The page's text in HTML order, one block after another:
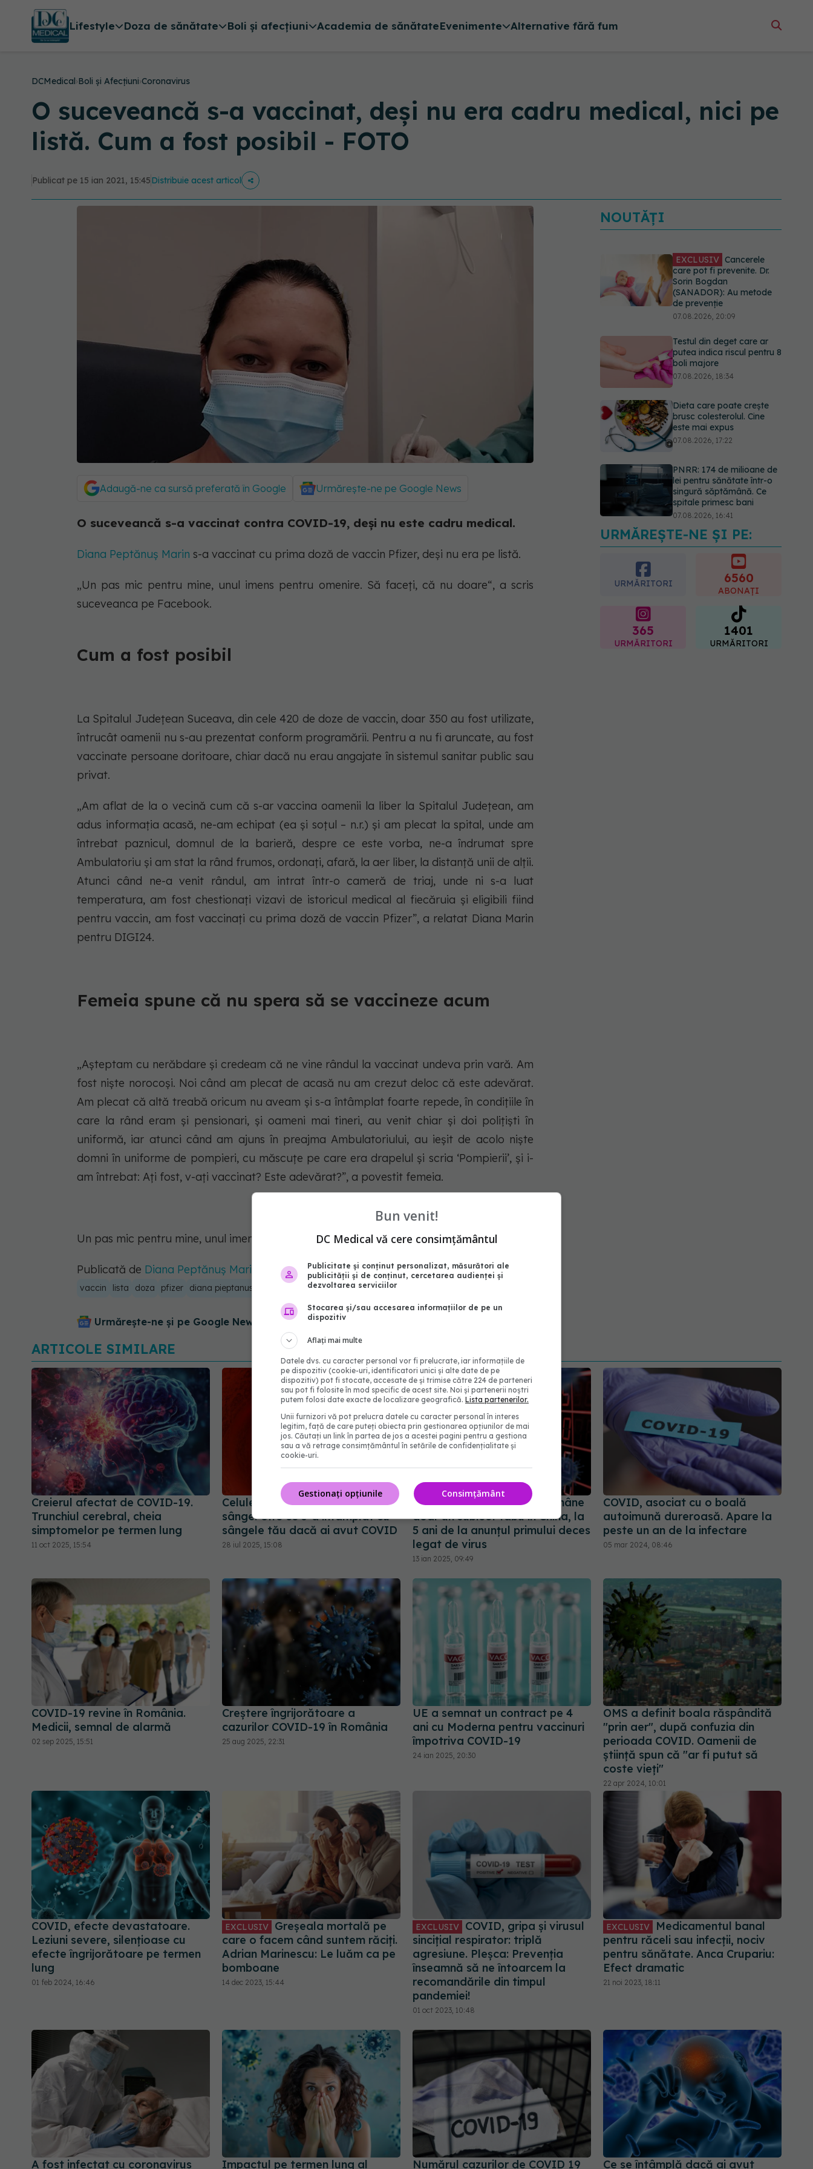
Lifestyle Doza de sănătate Boli și afecțiuni Academia de sănătateEvenimente Alternative fără fum
DCMedical›Boli și Afecțiuni›Coronavirus
O suceveancă s-a vaccinat, deși nu era cadru medical, nici pe
listă. Cum a fost posibil - FOTO
Publicat pe 15 ian 2021, 15:45Distribuie acest articol
Adaugă-ne ca sursă preferată în Google Urmărește-ne pe Google News
O suceveancă s-a vaccinat contra COVID-19, deși nu este cadru medical.
Diana Peptănuș Marin s-a vaccinat cu prima doză de vaccin Pfizer, deși nu era pe listă.
„Un pas mic pentru mine, unul imens pentru omenire. Să faceți, că nu doare“, a scris
suceveanca pe Facebook.
Cum a fost posibil
La Spitalul Județean Suceava, din cele 420 de doze de vaccin, doar 350 au fost utilizate,
întrucât oamenii nu s-au prezentat conform programării. Pentru a nu fi aruncate, au fost
vaccinate persoane doritoare, chiar dacă nu erau angajate în sistemul sanitar public sau
privat.
„Am aflat de la o vecină cum că s-ar vaccina oamenii la liber la Spitalul Județean, am
adus informația acasă, ne-am echipat (ea și soțul – n.r.) și am plecat la spital, unde am
întrebat paznicul, domnul de la barieră, despre ce este vorba, ne-a îndrumat spre
Ambulatoriu și am stat la rând frumos, ordonați, afară, la aer liber, la distanță unii de alții.
Atunci când ne-a venit rândul, am intrat într-o cameră de triaj, unde ni s-a luat
temperatura, am fost chestionați vizavi de istoricul medical al fiecăruia și eligibili fiind
pentru vaccin, am fost vaccinați cu prima doză de vaccin Pfizer”, a relatat Diana Marin
pentru DIGI24.
Femeia spune că nu spera să se vaccineze acum
„Așteptam cu nerăbdare și credeam că ne vine rândul la vaccinat undeva prin vară. Am
fost niște norocoși. Noi când am plecat de acasă nu am crezut deloc că este adevărat.
Am plecat că altă treabă oricum nu aveam și s-a întâmplat foarte repede, în condițiile în
care la rând eram și pensionari, și oameni mai tineri, au venit chiar și doi polițiști în
uniformă, iar atunci când am ajuns în preajma Ambulatoriului, au ieșit de acolo niște
domni în uniforme de pompieri, cu măscuțe pe care era drapelul și scria ‘Pompierii’, și i-
am întrebat: Ați fost, v-ați vaccinat? Este adevărat?”, a povestit femeia.
Un pas mic pentru mine, unul imens pentru omenire. #Pfizer Să-l faceți ca nu doare ????
Publicată de Diana Peptănuș Marin Miercuri, 13 ianuarie 2021
vaccin lista doza pfizer diana pieptanus marin
Urmărește-ne și pe Google News - abonează‑te!
NOUTĂȚI
EXCLUSIV Cancerele
care pot fi prevenite. Dr.
Sorin Bogdan
(SANADOR): Au metode
de prevenție
07.08.2026, 20:09
Testul din deget care ar
putea indica riscul pentru 8
boli majore
07.08.2026, 18:34
Dieta care poate crește
brusc colesterolul. Cine
este mai expus
07.08.2026, 17:22
PNRR: 174 de milioane de
lei pentru sănătate într-o
singură săptămână. Ce
spitale primesc bani
07.08.2026, 16:41
Ce spune culoarea ta
preferată despre vârsta
pe care o ai. Care este
"codul cromatic" al
URMĂREȘTE-NE ȘI PE:
URMĂRITORI 6560
ABONAȚI
365
URMĂRITORI
1401
URMĂRITORI
ARTICOLE SIMILARE
Creierul afectat de COVID-19.
Trunchiul cerebral, cheia
simptomelor pe termen lung
11 oct 2025, 15:54
Celule zombie în vasele de
sânge. Uite ce s-a întâmplat cu
sângele tău dacă ai avut COVID
28 iul 2025, 15:08
Pandemia de COVID-19 rămâne
doar un subiect tabu în China, la
5 ani de la anunțul primului deces
legat de virus
13 ian 2025, 09:49
COVID, asociat cu o boală
autoimună dureroasă. Apare la
peste un an de la infectare
05 mar 2024, 08:46
COVID-19 revine în România.
Medicii, semnal de alarmă
02 sep 2025, 15:51
Creștere îngrijorătoare a
cazurilor COVID-19 în România
25 aug 2025, 22:31
UE a semnat un contract pe 4
ani cu Moderna pentru vaccinuri
împotriva COVID-19
24 ian 2025, 20:30
OMS a definit boala răspândită
"prin aer", după confuzia din
perioada COVID. Oamenii de
știință spun că "ar fi putut să
coste vieți"
22 apr 2024, 10:01
COVID, efecte devastatoare.
Leziuni severe, silențioase cu
efecte îngrijorătoare pe termen
lung
01 feb 2024, 16:46
EXCLUSIV
Greșeala mortală pe
care o facem când suntem răciți.
Adrian Marinescu: Le luăm ca pe
bomboane
14 dec 2023, 15:44
EXCLUSIV
COVID, gripa și virusul
sincițial respirator: triplă
agresiune. Pleșca: Prevenția
înseamnă să ne întoarcem la
recomandările din timpul
pandemiei!
01 oct 2023, 10:48
EXCLUSIV
Medicamentul banal
pentru răceli sau infecții, nociv
pentru sănătate. Anca Crupariu:
Efect dramatic
21 noi 2023, 18:11
A fost infectat cu coronavirus Impactul pe termen lung al Numărul cazurilor de COVID 19 Ce se întâmplă dacă ai avut
Bun venit!
DC Medical vă cere consimțământul
Publicitate și conținut personalizat, măsurători ale
publicității și de conținut, cercetarea audienței și
dezvoltarea serviciilor
Stocarea și/sau accesarea informațiilor de pe un
dispozitiv
Aflați mai multe
Datele dvs. cu caracter personal vor fi prelucrate, iar informațiile de
pe dispozitiv (cookie-uri, identificatori unici și alte date de pe
dispozitiv) pot fi stocate, accesate de și trimise către 224 de parteneri
sau pot fi folosite în mod specific de acest site. Noi și partenerii noștri
putem folosi date exacte de localizare geografică. Lista partenerilor.
Unii furnizori vă pot prelucra datele cu caracter personal în interes
legitim, față de care puteți obiecta prin gestionarea opțiunilor de mai
jos. Căutați un link în partea de jos a acestei pagini pentru a gestiona
sau a vă retrage consimțământul în setările de confidențialitate și
cookie-uri.
Consimțământ
Gestionați opțiunile